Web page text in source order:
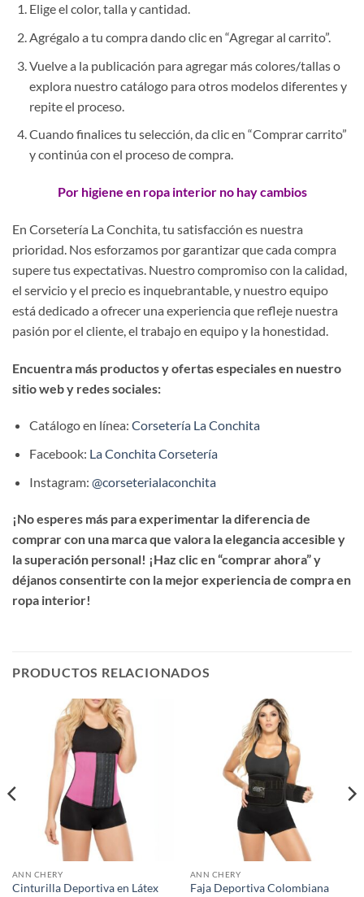
Elige el color, talla y cantidad.
Agrégalo a tu compra dando clic en “Agregar al carrito”.
Vuelve a la publicación para agregar más colores/tallas o
explora nuestro catálogo para otros modelos diferentes y
repite el proceso.
Cuando finalices tu selección, da clic en “Comprar carrito”
y continúa con el proceso de compra.
Por higiene en ropa interior no hay cambios
En Corsetería La Conchita, tu satisfacción es nuestra
prioridad. Nos esforzamos por garantizar que cada compra
supere tus expectativas. Nuestro compromiso con la calidad,
el servicio y el precio es inquebrantable, y nuestro equipo
está dedicado a ofrecer una experiencia que refleje nuestra
pasión por el cliente, el trabajo en equipo y la honestidad.
Encuentra más productos y ofertas especiales en nuestro
sitio web y redes sociales:
Catálogo en línea: Corsetería La Conchita
Facebook: La Conchita Corsetería
Instagram: @corseterialaconchita
¡No esperes más para experimentar la diferencia de
comprar con una marca que valora la elegancia accesible y
la superación personal! ¡Haz clic en “comprar ahora” y
déjanos consentirte con la mejor experiencia de compra en
ropa interior!
PRODUCTOS RELACIONADOS
ANN CHERY
Cinturilla Deportiva en Látex
ANN CHERY
Faja Deportiva Colombiana